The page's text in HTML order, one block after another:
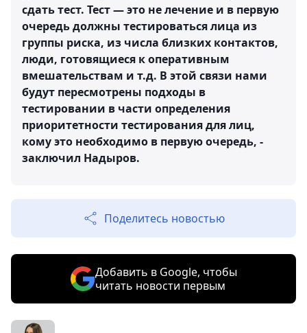
сдать тест. Тест — это не лечение и в первую
очередь должны тестироваться лица из
группы риска, из числа близких контактов,
люди, готовящиеся к оперативным
вмешательствам и т.д. В этой связи нами
будут пересмотрены подходы в
тестировании в части определения
приоритетности тестирования для лиц,
кому это необходимо в первую очередь, -
заключил Надыров.
Поделитесь новостью
Добавить в Google, чтобы
читать новости первым